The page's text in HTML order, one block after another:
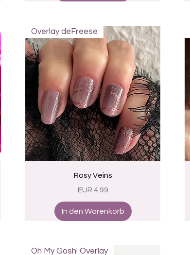
Schnellansicht
Overlay deFreese
Rosy Veins
Preis
EUR 4.99
In den Warenkorb
Oh My Gosh! Overlay